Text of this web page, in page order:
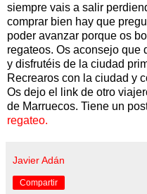
siempre vais a salir
comprar bien hay que
poder avanzar porque os
regateos. Os aconsejo que
y disfrutéis de la ciudad
Recrearos con la ciudad y
Os dejo el link de otro
de Marruecos. Tiene un
regateo.
Javier Adán
Compartir